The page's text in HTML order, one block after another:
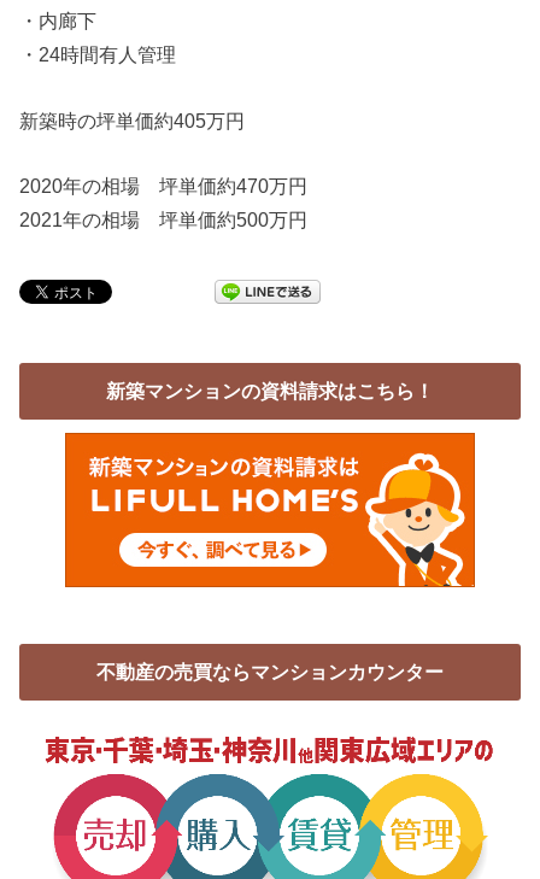
・内廊下
・24時間有人管理
新築時の坪単価約405万円
2020年の相場 坪単価約470万円
2021年の相場 坪単価約500万円
新築マンションの資料請求はこちら！
不動産の売買ならマンションカウンター